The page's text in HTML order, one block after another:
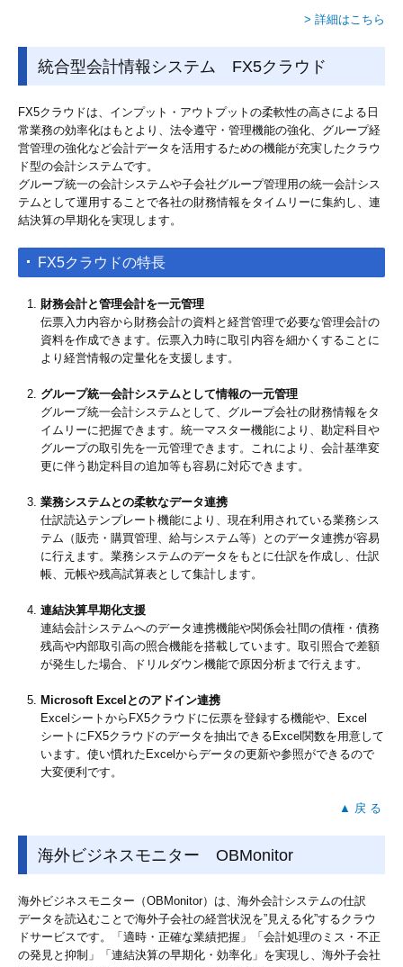
> 詳細はこちら
統合型会計情報システム FX5クラウド
FX5クラウドは、インプット・アウトプットの柔軟性の高さによる日
常業務の効率化はもとより、法令遵守・管理機能の強化、グループ経
営管理の強化など会計データを活用するための機能が充実したクラウ
ド型の会計システムです。
グループ統一の会計システムや子会社グループ管理用の統一会計シス
テムとして運用することで各社の財務情報をタイムリーに集約し、連
結決算の早期化を実現します。
FX5クラウドの特長
財務会計と管理会計を一元管理
伝票入力内容から財務会計の資料と経営管理で必要な管理会計の
資料を作成できます。伝票入力時に取引内容を細かくすることに
より経営情報の定量化を支援します。
グループ統一会計システムとして情報の一元管理
グループ統一会計システムとして、グループ会社の財務情報をタ
イムリーに把握できます。統一マスター機能により、勘定科目や
グループの取引先を一元管理できます。これにより、会計基準変
更に伴う勘定科目の追加等も容易に対応できます。
業務システムとの柔軟なデータ連携
仕訳読込テンプレート機能により、現在利用されている業務シス
テム（販売・購買管理、給与システム等）とのデータ連携が容易
に行えます。業務システムのデータをもとに仕訳を作成し、仕訳
帳、元帳や残高試算表として集計します。
連結決算早期化支援
連結会計システムへのデータ連携機能や関係会社間の債権・債務
残高や内部取引高の照合機能を搭載しています。取引照合で差額
が発生した場合、ドリルダウン機能で原因分析まで行えます。
Microsoft Excelとのアドイン連携
ExcelシートからFX5クラウドに伝票を登録する機能や、Excel
シートにFX5クラウドのデータを抽出できるExcel関数を用意して
います。使い慣れたExcelからデータの更新や参照ができるので
大変便利です。
▲ 戻 る
海外ビジネスモニター OBMonitor
海外ビジネスモニター（OBMonitor）は、海外会計システムの仕訳
データを読込むことで海外子会社の経営状況を”見える化”するクラウ
ドサービスです。「適時・正確な業績把握」「会計処理のミス・不正
の発見と抑制」「連結決算の早期化・効率化」を実現し、海外子会社